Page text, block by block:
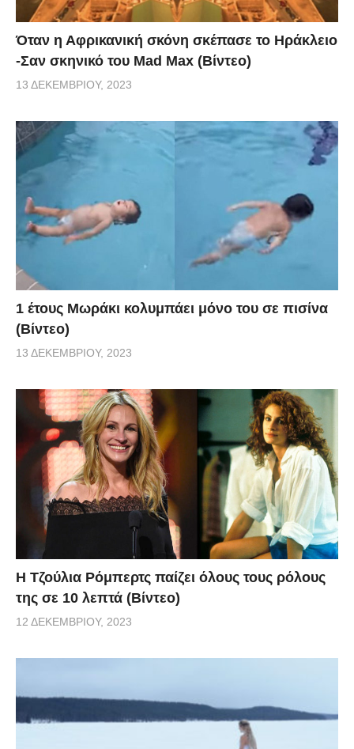
Όταν η Αφρικανική σκόνη σκέπασε το Ηράκλειο
-Σαν σκηνικό του Mad Max (Βίντεο)
13 ΔΕΚΕΜΒΡΊΟΥ, 2023
1 έτους Μωράκι κολυμπάει μόνο του σε πισίνα
(Βίντεο)
13 ΔΕΚΕΜΒΡΊΟΥ, 2023
Η Τζούλια Ρόμπερτς παίζει όλους τους ρόλους
της σε 10 λεπτά (Βίντεο)
12 ΔΕΚΕΜΒΡΊΟΥ, 2023